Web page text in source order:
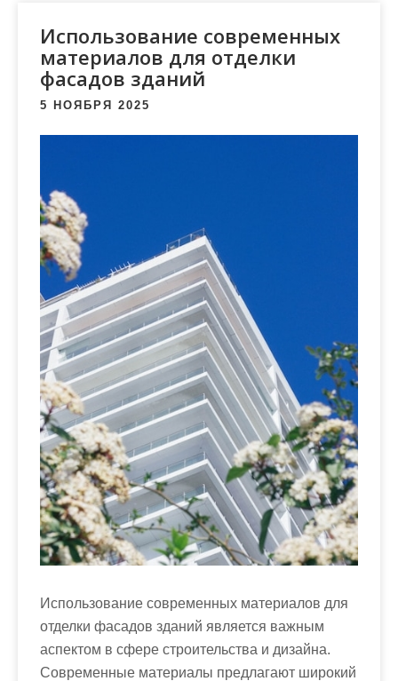
Использование современных
материалов для отделки
фасадов зданий
5 НОЯБРЯ 2025
Использование современных материалов для
отделки фасадов зданий является важным
аспектом в сфере строительства и дизайна.
Современные материалы предлагают широкий